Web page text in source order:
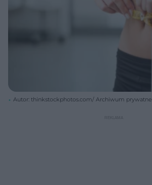
Autor: thinkstockphotos.com/ Archiwum prywatne